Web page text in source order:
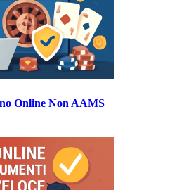
Online Non AAMS